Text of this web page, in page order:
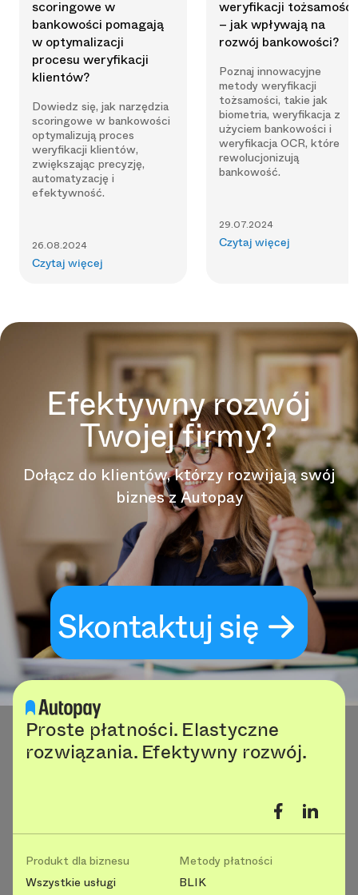
scoringowe w
bankowości pomagają
w optymalizacji
procesu weryfikacji
klientów?
Dowiedz się, jak narzędzia
scoringowe w bankowości
optymalizują proces
weryfikacji klientów,
zwiększając precyzję,
automatyzację i
efektywność.
26.08.2024
Czytaj więcej
weryfikacji tożsamości
– jak wpływają na
rozwój bankowości?
Poznaj innowacyjne
metody weryfikacji
tożsamości, takie jak
biometria, weryfikacja z
użyciem bankowości i
weryfikacja OCR, które
rewolucjonizują
bankowość.
29.07.2024
Czytaj więcej
Efektywny rozwój
Twojej firmy?
Dołącz do klientów, którzy rozwijają swój
biznes z Autopay
Skontaktuj się
Proste płatności. Elastyczne
rozwiązania. Efektywny rozwój.
Produkt dla biznesu
Wszystkie usługi
Metody płatności
BLIK